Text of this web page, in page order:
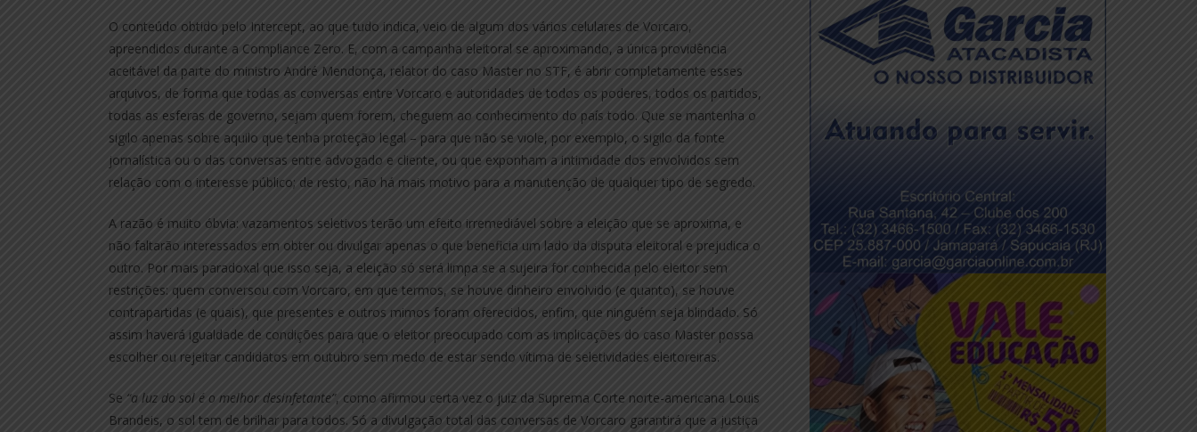
O conteúdo obtido pelo Intercept, ao que tudo indica, veio de algum dos vários celulares de Vorcaro,
apreendidos durante a Compliance Zero. E, com a campanha eleitoral se aproximando, a única providência
aceitável da parte do ministro André Mendonça, relator do caso Master no STF, é abrir completamente esses
arquivos, de forma que todas as conversas entre Vorcaro e autoridades de todos os poderes, todos os partidos,
todas as esferas de governo, sejam quem forem, cheguem ao conhecimento do país todo. Que se mantenha o
sigilo apenas sobre aquilo que tenha proteção legal – para que não se viole, por exemplo, o sigilo da fonte
jornalística ou o das conversas entre advogado e cliente, ou que exponham a intimidade dos envolvidos sem
relação com o interesse público; de resto, não há mais motivo para a manutenção de qualquer tipo de segredo.
A razão é muito óbvia: vazamentos seletivos terão um efeito irremediável sobre a eleição que se aproxima, e
não faltarão interessados em obter ou divulgar apenas o que beneficia um lado da disputa eleitoral e prejudica o
outro. Por mais paradoxal que isso seja, a eleição só será limpa se a sujeira for conhecida pelo eleitor sem
restrições: quem conversou com Vorcaro, em que termos, se houve dinheiro envolvido (e quanto), se houve
contrapartidas (e quais), que presentes e outros mimos foram oferecidos, enfim, que ninguém seja blindado. Só
assim haverá igualdade de condições para que o eleitor preocupado com as implicações do caso Master possa
escolher ou rejeitar candidatos em outubro sem medo de estar sendo vítima de seletividades eleitoreiras.
Se “a luz do sol é o melhor desinfetante”, como afirmou certa vez o juiz da Suprema Corte norte-americana Louis
Brandeis, o sol tem de brilhar para todos. Só a divulgação total das conversas de Vorcaro garantirá que a justiça